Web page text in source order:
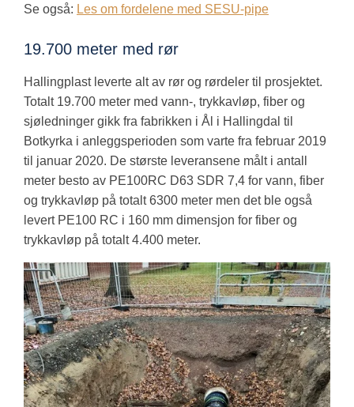
Se også: Les om fordelene med SESU-pipe
19.700 meter med rør
Hallingplast leverte alt av rør og rørdeler til prosjektet.
Totalt 19.700 meter med vann-, trykkavløp, fiber og
sjøledninger gikk fra fabrikken i Ål i Hallingdal til
Botkyrka i anleggsperioden som varte fra februar 2019
til januar 2020. De største leveransene målt i antall
meter besto av PE100RC D63 SDR 7,4 for vann, fiber
og trykkavløp på totalt 6300 meter men det ble også
levert PE100 RC i 160 mm dimensjon for fiber og
trykkavløp på totalt 4.400 meter.